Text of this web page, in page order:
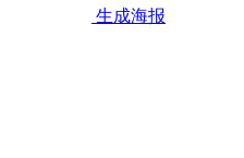
生成海报